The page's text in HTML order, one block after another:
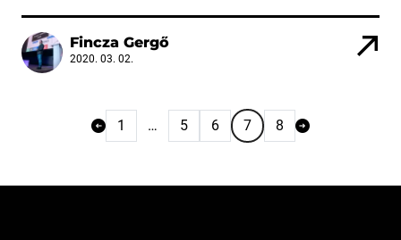
Fincza Gergő
2020. 03. 02.
1 … 5 6 7 8